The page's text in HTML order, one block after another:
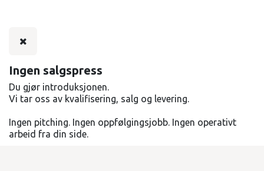
Ingen salgspress
Du gjør introduksjonen.
Vi tar oss av kvalifisering, salg og levering.
Ingen pitching. Ingen oppfølgingsjobb. Ingen operativt
arbeid fra din side.